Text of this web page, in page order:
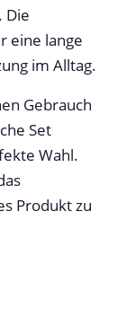
Die
eine lange
im Alltag.
Gebrauch
Set
Wahl.
Produkt zu